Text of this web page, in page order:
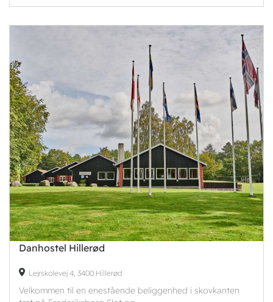
Danhostel Hillerød
Lejrskolevej 4, 3400 Hillerød
Velkommen til en enestående beliggenhed i skovkanten